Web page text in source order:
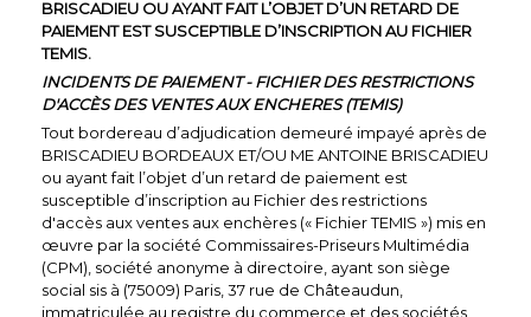
BRISCADIEU OU AYANT FAIT L’OBJET D’UN RETARD DE
PAIEMENT EST SUSCEPTIBLE D’INSCRIPTION AU FICHIER
TEMIS.
INCIDENTS DE PAIEMENT - FICHIER DES RESTRICTIONS
D'ACCÈS DES VENTES AUX ENCHERES (TEMIS)
Tout bordereau d’adjudication demeuré impayé après de
BRISCADIEU BORDEAUX ET/OU ME ANTOINE BRISCADIEU
ou ayant fait l’objet d’un retard de paiement est
susceptible d’inscription au Fichier des restrictions
d'accès aux ventes aux enchères (« Fichier TEMIS ») mis en
œuvre par la société Commissaires-Priseurs Multimédia
(CPM), société anonyme à directoire, ayant son siège
social sis à (75009) Paris, 37 rue de Châteaudun,
immatriculée au registre du commerce et des sociétés